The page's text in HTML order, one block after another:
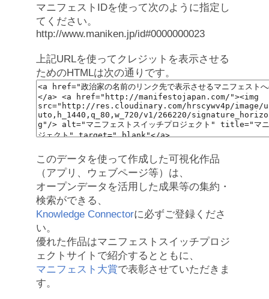
マニフェストIDを使って次のように指定し
てください。
http://www.maniken.jp/id#0000000023
上記URLを使ってクレジットを表示させる
ためのHTMLは次の通りです。
このデータを使って作成した可視化作品
（アプリ、ウェブページ等）は、
オープンデータを活用した成果等の集約・
検索ができる、
Knowledge Connectorに必ずご登録くださ
い。
優れた作品はマニフェストスイッチプロジ
ェクトサイトで紹介するとともに、
マニフェスト大賞で表彰させていただきま
す。